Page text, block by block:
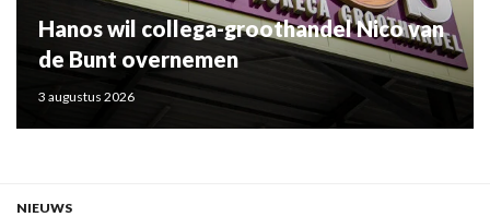
Hanos wil collega-groothandel Nico van
de Bunt overnemen
3 augustus 2026
NIEUWS